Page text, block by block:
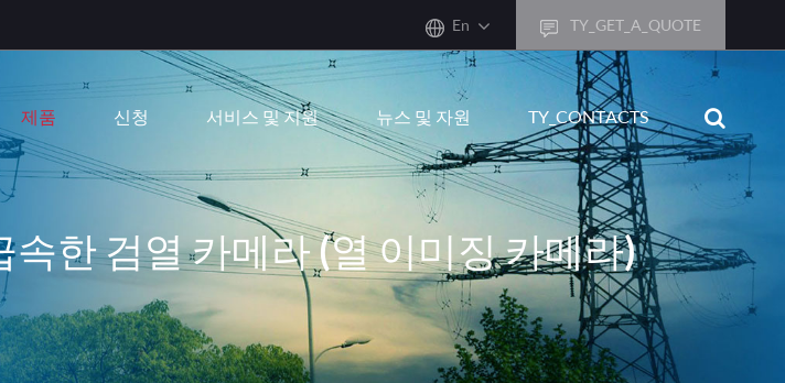
En
English
한국어
français
Deutsch
Español
русский
TY_GET_A_QUOTE
제품 신청 서비스 및 지원 뉴스 및 자원 TY_CONTACTS
한 검열 카메라 (열 이미징 카메라)